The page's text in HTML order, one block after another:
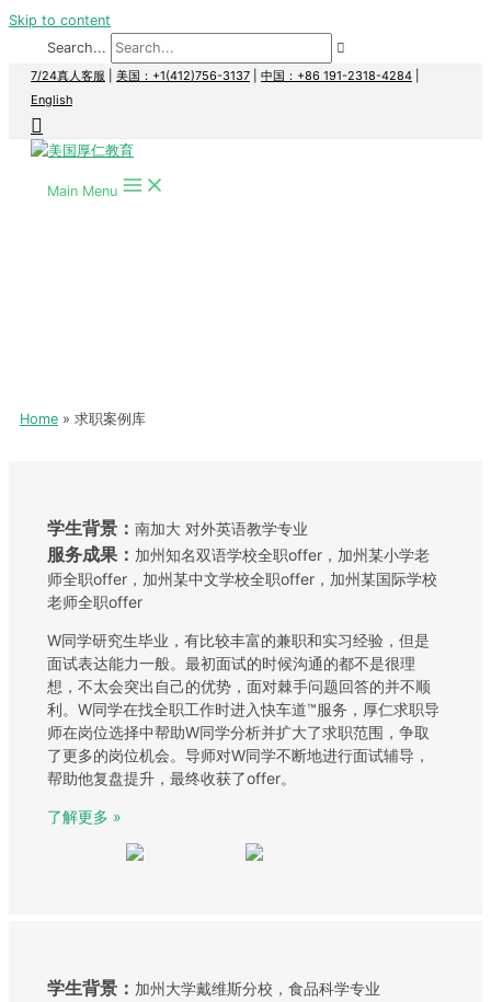
Skip to content
Search...
7/24真人客服 美国：+1(412)756-3137 中国：+86 191-2318-4284
English
Main Menu
Home 求职案例库
学生背景： 南加大 对外英语教学专业
服务成果： 加州知名双语学校全职offer，加州某小学老
师全职offer，加州某中文学校全职offer，加州某国际学校
老师全职offer
W同学研究生毕业，有比较丰富的兼职和实习经验，但是
面试表达能力一般。最初面试的时候沟通的都不是很理
想，不太会突出自己的优势，面对棘手问题回答的并不顺
利。W同学在找全职工作时进入快车道™服务，厚仁求职导
师在岗位选择中帮助W同学分析并扩大了求职范围，争取
了更多的岗位机会。导师对W同学不断地进行面试辅导，
帮助他复盘提升，最终收获了offer。
了解更多 »
学生背景： 加州大学戴维斯分校，食品科学专业